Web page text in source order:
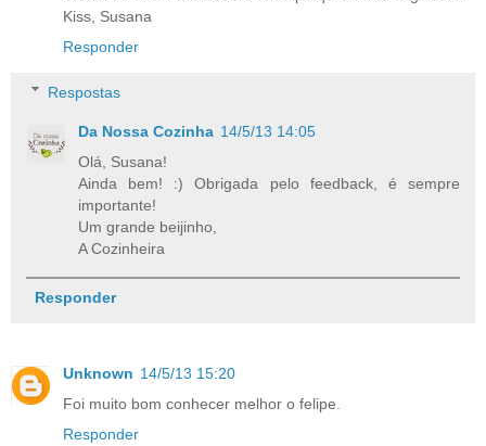
Kiss, Susana
Responder
Respostas
Da Nossa Cozinha 14/5/13 14:05
Olá, Susana!
Ainda bem! :) Obrigada pelo feedback, é sempre
importante!
Um grande beijinho,
A Cozinheira
Responder
Unknown 14/5/13 15:20
Foi muito bom conhecer melhor o felipe.
Responder